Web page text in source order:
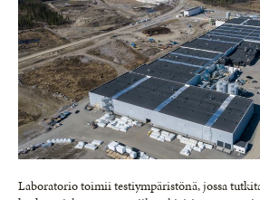
Laboratorio toimii testiympäristönä, jossa